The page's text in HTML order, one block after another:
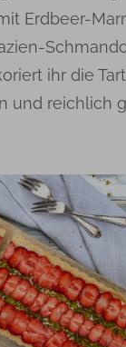
Erdbeer-
ihr die
und reichlich